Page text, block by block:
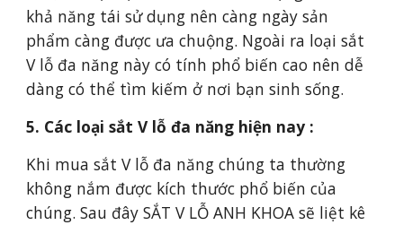
khả năng tái sử dụng nên càng ngày sản
phẩm càng được ưa chuộng. Ngoài ra loại sắt
V lỗ đa năng này có tính phổ biến cao nên dễ
dàng có thể tìm kiếm ở nơi bạn sinh sống.
5. Các loại sắt V lỗ đa năng hiện nay :
Khi mua sắt V lỗ đa năng chúng ta thường
không nắm được kích thước phổ biến của
chúng. Sau đây SẮT V LỖ ANH KHOA sẽ liệt kê